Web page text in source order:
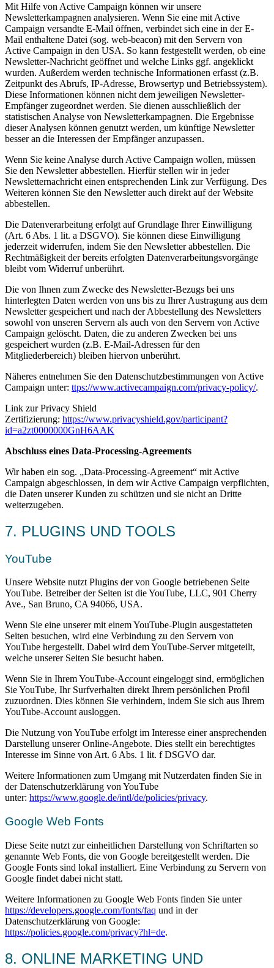
Mit Hilfe von Active Campaign können wir unsere
Newsletterkampagnen analysieren. Wenn Sie eine mit Active
Campaign versandte E-Mail öffnen, verbindet sich eine in der E-
Mail enthaltene Datei (sog. web-beacon) mit den Servern von
Active Campaign in den USA. So kann festgestellt werden, ob eine
Newsletter-Nachricht geöffnet und welche Links ggf. angeklickt
wurden. Außerdem werden technische Informationen erfasst (z.B.
Zeitpunkt des Abrufs, IP-Adresse, Browsertyp und Betriebssystem).
Diese Informationen können nicht dem jeweiligen Newsletter-
Empfänger zugeordnet werden. Sie dienen ausschließlich der
statistischen Analyse von Newsletterkampagnen. Die Ergebnisse
dieser Analysen können genutzt werden, um künftige Newsletter
besser an die Interessen der Empfänger anzupassen.
Wenn Sie keine Analyse durch Active Campaign wollen, müssen
Sie den Newsletter abbestellen. Hierfür stellen wir in jeder
Newsletternachricht einen entsprechenden Link zur Verfügung. Des
Weiteren können Sie den Newsletter auch direkt auf der Website
abbestellen.
Die Datenverarbeitung erfolgt auf Grundlage Ihrer Einwilligung
(Art. 6 Abs. 1 lit. a DSGVO). Sie können diese Einwilligung
jederzeit widerrufen, indem Sie den Newsletter abbestellen. Die
Rechtmäßigkeit der bereits erfolgten Datenverarbeitungsvorgänge
bleibt vom Widerruf unberührt.
Die von Ihnen zum Zwecke des Newsletter-Bezugs bei uns
hinterlegten Daten werden von uns bis zu Ihrer Austragung aus dem
Newsletter gespeichert und nach der Abbestellung des Newsletters
sowohl von unseren Servern als auch von den Servern von Active
Campaign gelöscht. Daten, die zu anderen Zwecken bei uns
gespeichert wurden (z.B. E-Mail-Adressen für den
Mitgliederbereich) bleiben hiervon unberührt.
Näheres entnehmen Sie den Datenschutzbestimmungen von Active
Campaign unter: ttps://www.activecampaign.com/privacy-policy/.
Link zur Privacy Shield
Zertifizierung: https://www.privacyshield.gov/participant?
id=a2zt0000000GnH6AAK
Abschluss eines Data-Processing-Agreements
Wir haben ein sog. „Data-Processing-Agreement“ mit Active
Campaign abgeschlossen, in dem wir Active Campaign verpflichten,
die Daten unserer Kunden zu schützen und sie nicht an Dritte
weiterzugeben.
7. PLUGINS UND TOOLS
YouTube
Unsere Website nutzt Plugins der von Google betriebenen Seite
YouTube. Betreiber der Seiten ist die YouTube, LLC, 901 Cherry
Ave., San Bruno, CA 94066, USA.
Wenn Sie eine unserer mit einem YouTube-Plugin ausgestatteten
Seiten besuchen, wird eine Verbindung zu den Servern von
YouTube hergestellt. Dabei wird dem YouTube-Server mitgeteilt,
welche unserer Seiten Sie besucht haben.
Wenn Sie in Ihrem YouTube-Account eingeloggt sind, ermöglichen
Sie YouTube, Ihr Surfverhalten direkt Ihrem persönlichen Profil
zuzuordnen. Dies können Sie verhindern, indem Sie sich aus Ihrem
YouTube-Account ausloggen.
Die Nutzung von YouTube erfolgt im Interesse einer ansprechenden
Darstellung unserer Online-Angebote. Dies stellt ein berechtigtes
Interesse im Sinne von Art. 6 Abs. 1 lit. f DSGVO dar.
Weitere Informationen zum Umgang mit Nutzerdaten finden Sie in
der Datenschutzerklärung von YouTube
unter: https://www.google.de/intl/de/policies/privacy.
Google Web Fonts
Diese Seite nutzt zur einheitlichen Darstellung von Schriftarten so
genannte Web Fonts, die von Google bereitgestellt werden. Die
Google Fonts sind lokal installiert. Eine Verbindung zu Servern von
Google findet dabei nicht statt.
Weitere Informationen zu Google Web Fonts finden Sie unter
https://developers.google.com/fonts/faq und in der
Datenschutzerklärung von Google:
https://policies.google.com/privacy?hl=de.
8. ONLINE MARKETING UND